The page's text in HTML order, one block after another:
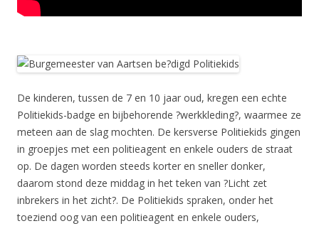
De kinderen, tussen de 7 en 10 jaar oud, kregen een echte
Politiekids-badge en bijbehorende ?werkkleding?, waarmee ze
meteen aan de slag mochten. De kersverse Politiekids gingen
in groepjes met een politieagent en enkele ouders de straat
op. De dagen worden steeds korter en sneller donker,
daarom stond deze middag in het teken van ?Licht zet
inbrekers in het zicht?. De Politiekids spraken, onder het
toeziend oog van een politieagent en enkele ouders,